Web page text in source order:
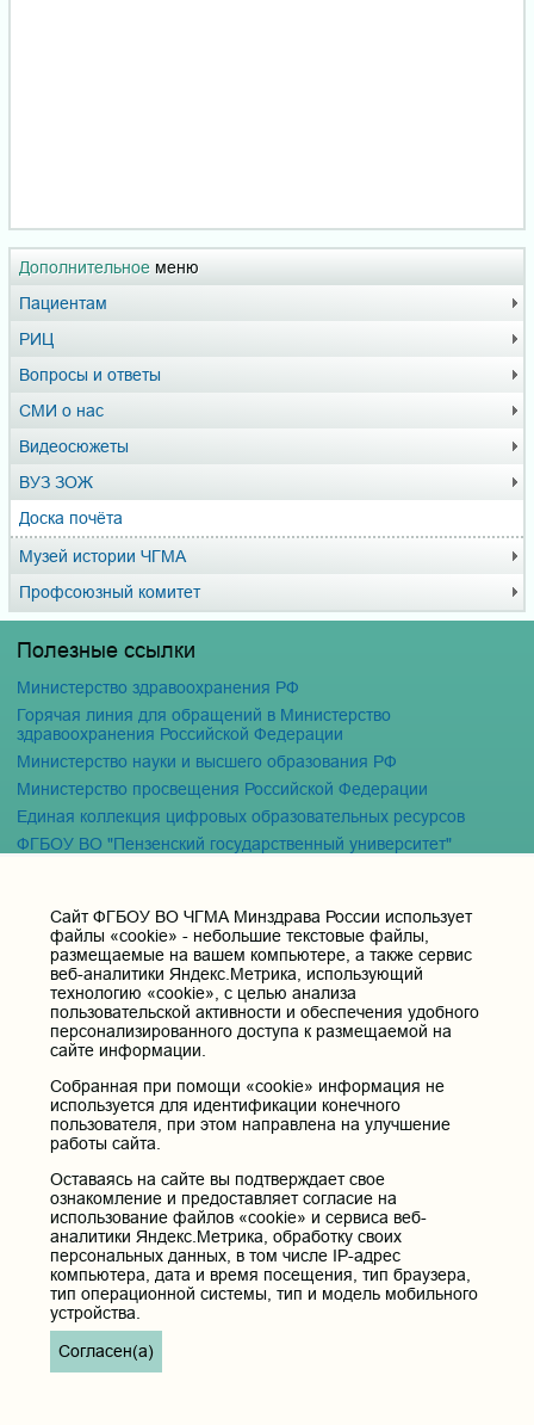
Дополнительное меню
Пациентам
РИЦ
Вопросы и ответы
СМИ о нас
Видеосюжеты
ВУЗ ЗОЖ
Доска почёта
Музей истории ЧГМА
Профсоюзный комитет
Полезные ссылки
Министерство здравоохранения РФ
Горячая линия для обращений в Министерство
здравоохранения Российской Федерации
Министерство науки и высшего образования РФ
Министерство просвещения Российской Федерации
Единая коллекция цифровых образовательных ресурсов
ФГБОУ ВО "Пензенский государственный университет"
Контактные данные и телефоны
Федеральное государственное бюджетное образовательное
учреждение высшего образования «Читинская
государственная медицинская академия» Министерства
здравоохранения Российской Федерации
Юридический и фактический адрес:
Горького, д. 39 «а».
Телефон приёмной ректора:
8 (3022) 35-43-24
Электронная почта:
pochta@chitgma.ru
Официальная группа «ВКонтакте»:
https://vk.com/news_chgma
Официальный канал «Телеграмм»:
https://t.me/chgma75
Официальный канал «МАХ»:
https://max.ru/id7536010483_gos
Cайт ФГБОУ ВО ЧГМА Минздрава России использует
файлы «cookie» - небольшие текстовые файлы,
размещаемые на вашем компьютере, а также сервис
веб-аналитики Яндекс.Метрика, использующий
технологию «cookie», с целью анализа
пользовательской активности и обеспечения удобного
персонализированного доступа к размещаемой на
сайте информации.
Собранная при помощи «cookie» информация не
используется для идентификации конечного
пользователя, при этом направлена на улучшение
работы сайта.
Оставаясь на сайте вы подтверждает свое
ознакомление и предоставляет согласие на
использование файлов «cookie» и сервиса веб-
аналитики Яндекс.Метрика, обработку своих
персональных данных, в том числе IP-адрес
компьютера, дата и время посещения, тип браузера,
тип операционной системы, тип и модель мобильного
устройства.
Согласен(а)